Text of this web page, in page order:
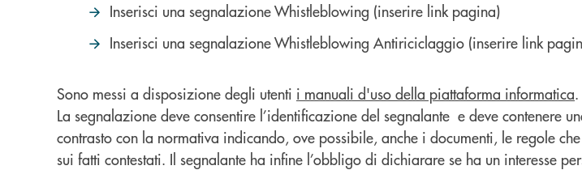
Inserisci una segnalazione Whistleblowing (inserire link pagina)
Inserisci una segnalazione Whistleblowing Antiriciclaggio (inserire link
Sono messi a disposizione degli utenti i manuali d'uso della piattaforma informatica.
La segnalazione deve consentire l’identificazione del segnalante e deve
contrasto con la normativa indicando, ove possibile, anche i documenti, le regole
sui fatti contestati. Il segnalante ha infine l’obbligo di dichiarare se ha un interesse